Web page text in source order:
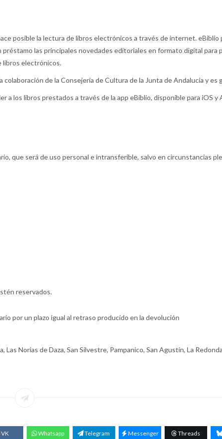
posible la lectura de libros electrónicos a través de internet. eBiblio
las principales novedades editoriales en formato digital para
libros electrónicos.
de la Consejería de Cultura de la Junta de Andalucía y es
a los libros prestados a través de la app eBiblio, disponible para iOS y
que será de uso personal e intransferible, salvo en circunstancias
reservados.
por un plazo igual al retraso producido en la devolución
Norias de Daza, San Silvestre, Pampanico, San Agustín, La
VK Whatsapp Telegram Messenger Threads